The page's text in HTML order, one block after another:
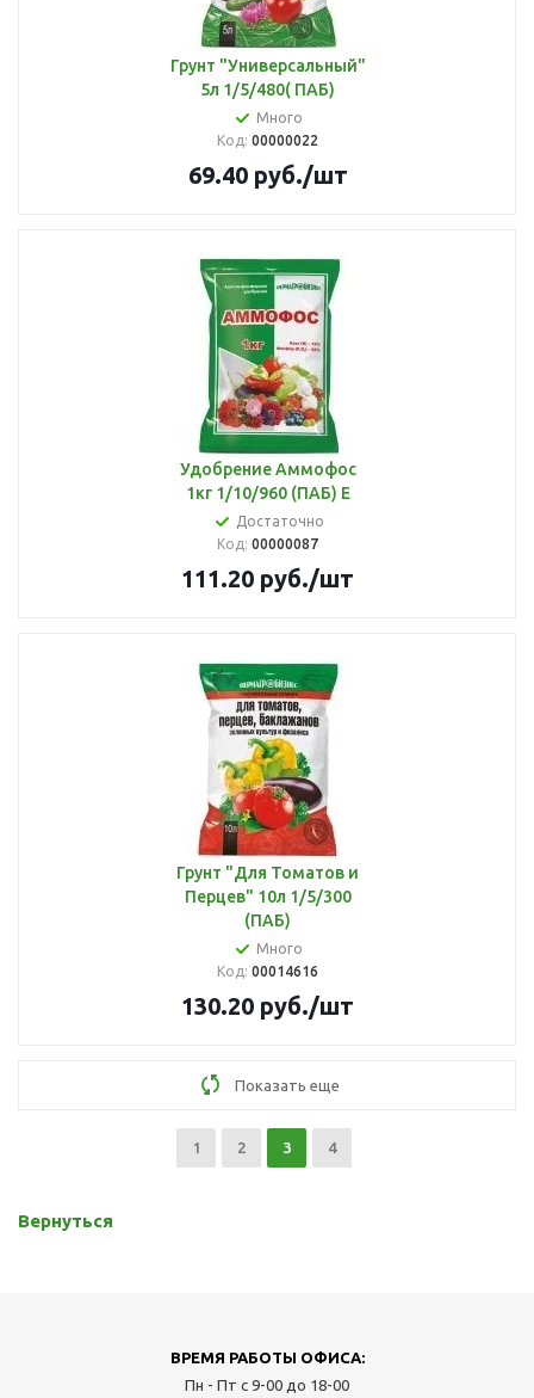
Грунт "Универсальный"
5л 1/5/480( ПАБ)
Много
Код: 00000022
69.40руб./шт
Удобрение Аммофос
1кг 1/10/960 (ПАБ) Е
Достаточно
Код: 00000087
111.20 руб./шт
Грунт "Для Томатов и
Перцев" 10л 1/5/300
(ПАБ)
Много
Код: 00014616
130.20 руб./шт
Показать еще
1 2 3 4
Вернуться
ВРЕМЯ РАБОТЫ ОФИСА:
Пн - Пт с 9-00 до 18-00